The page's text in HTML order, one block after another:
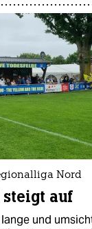
Nord
steigt auf
und